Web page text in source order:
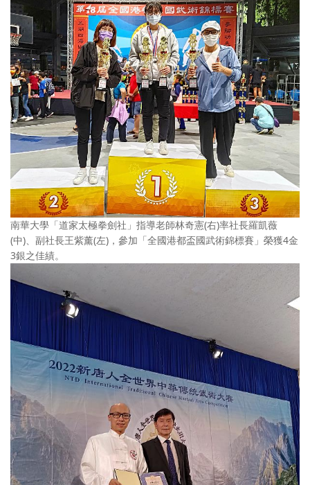
南華大學「道家太極拳劍社」指導老師林奇憲(右)率社長羅凱薇
(中)、副社長王紫薰(左)，參加「全國港都盃國武術錦標賽」榮獲4金
3銀之佳績。